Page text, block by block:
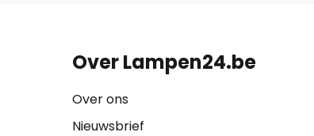
Over Lampen24.be
Over ons
Nieuwsbrief